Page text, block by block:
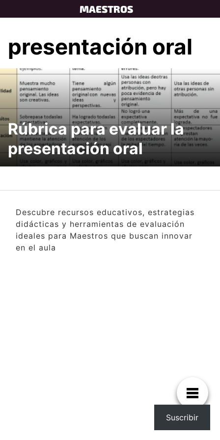
to
MAESTROS
presentación oral
Rúbrica para evaluar la
presentación oral
Descubre recursos educativos, estrategias
didácticas y herramientas de evaluación
ideales para Maestros que buscan innovar
en el aula
Suscribir